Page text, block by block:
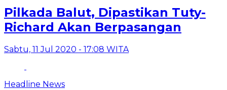
Pilkada Balut, Dipastikan Tuty-
Richard Akan Berpasangan
Sabtu, 11 Jul 2020 - 17:08 WITA
Headline News